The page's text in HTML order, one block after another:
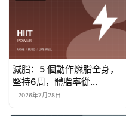
減脂：5 個動作燃脂全身，
堅持6周，體脂率從
32%→20%，腰圍 -4cm！
2026年7月28日